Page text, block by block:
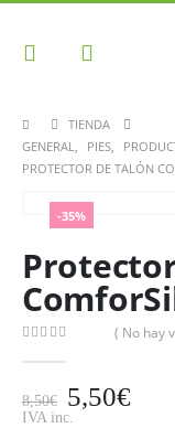
TIENDA
GENERAL, PIES,
PROTECTOR DE TALÓN
-35%
( No hay
8,50€ 5,50€
IVA inc.